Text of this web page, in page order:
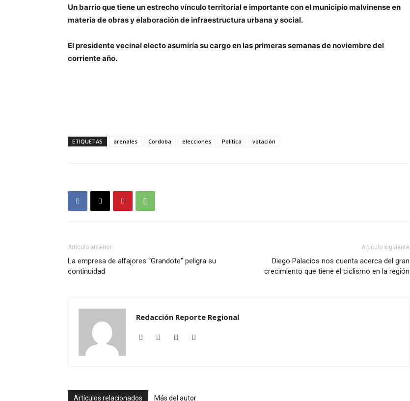
Un barrio que tiene un estrecho vínculo territorial e importante con el municipio malvinense en
materia de obras y elaboración de infraestructura urbana y social.
El presidente vecinal electo asumiría su cargo en las primeras semanas de noviembre del
corriente año.
ETIQUETAS arenales Cordoba elecciones Política votación
Artículo anterior
La empresa de alfajores “Grandote” peligra su
continuidad
Artículo siguiente
Diego Palacios nos cuenta acerca del gran
crecimiento que tiene el ciclismo en la región
Redacción Reporte Regional
Artículos relacionados Más del autor